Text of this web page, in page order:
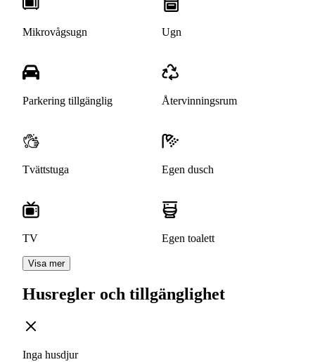
Mikrovågsugn Ugn
Parkering tillgänglig Återvinningsrum
Tvättstuga Egen dusch
TV Egen toalett
Visa mer
Husregler och tillgänglighet
Inga husdjur